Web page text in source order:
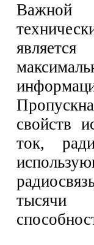
Важной
свойств
ток,
тысячи